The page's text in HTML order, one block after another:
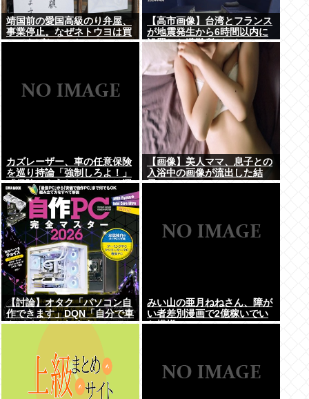
靖国前の愛国高級のり弁屋、
事業停止。なぜネトウヨは買
ってあげなかったの？
【高市画像】台湾とフランス
が地震発生から6時間以内に
設置した避難所がこれwww
カズレーザー、車の任意保険
を巡り持論「強制しろよ！」
「保険にも入れないヤツは運
転すんなよ」
【画像】美人ママ、息子との
入浴中の画像が流出した結
果・・・
【討論】オタク「パソコン自
作できます」DQN「自分で車
やバイクいじれます」
みい山の亜月ねねさん、障が
い者差別漫画で2億稼いでい
た模様www